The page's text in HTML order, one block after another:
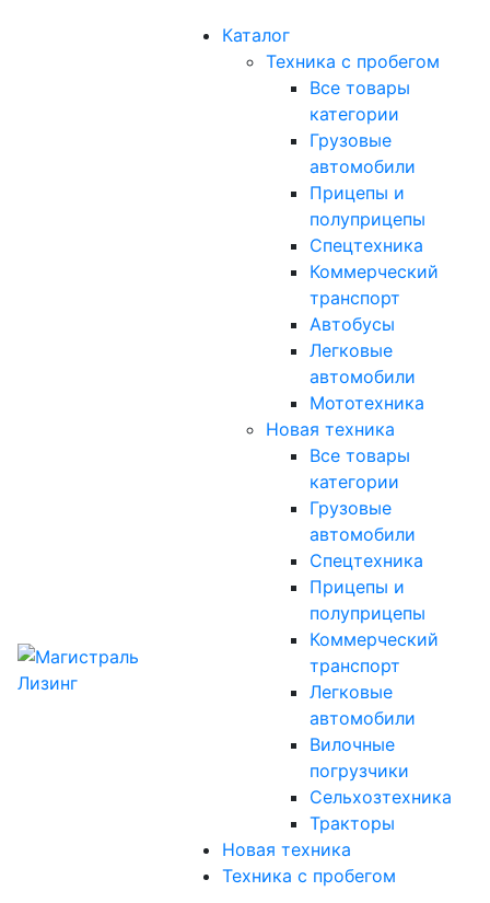
Каталог
Техника с пробегом
Все товары
категории
Грузовые
автомобили
Прицепы и
полуприцепы
Спецтехника
Коммерческий
транспорт
Автобусы
Легковые
автомобили
Мототехника
Новая техника
Все товары
категории
Грузовые
автомобили
Спецтехника
Прицепы и
полуприцепы
Коммерческий
транспорт
Легковые
автомобили
Вилочные
погрузчики
Сельхозтехника
Тракторы
Новая техника
Техника с пробегом